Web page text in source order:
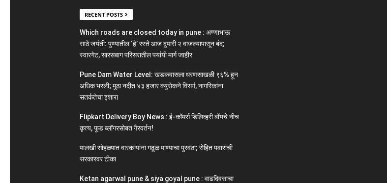
RECENT POSTS
Which roads are closed today in pune : अण्णाभाऊ
साठे जयंती: पुण्यातील ‘हे’ रस्ते आज दुपारी २ वाजल्यापासून बंद;
स्वारगेट, सारसबाग परिसरातील पर्यायी मार्ग जाहीर
Pune Dam Water Level: खडकवासला धरणसाखळी ९६% हून
अधिक भरली; मुठा नदीत ४३ हजार क्युसेकने विसर्ग, नागरिकांना
सतर्कतेचा इशारा
Flipkart Delivery Boy News : ई-कॉमर्स डिलिव्हरी बॉयचे नीच
कृत्य, फूड ब्लॉगरसोबत गैरवर्तन!
पालखी सोहळ्यात वारकऱ्यांना गढूळ पाण्याचा पुरवठा; रोहित पवारांची
सरकारवर टीका
Ketan agarwal pune & siya goyal pune : वाढदिवसाचा